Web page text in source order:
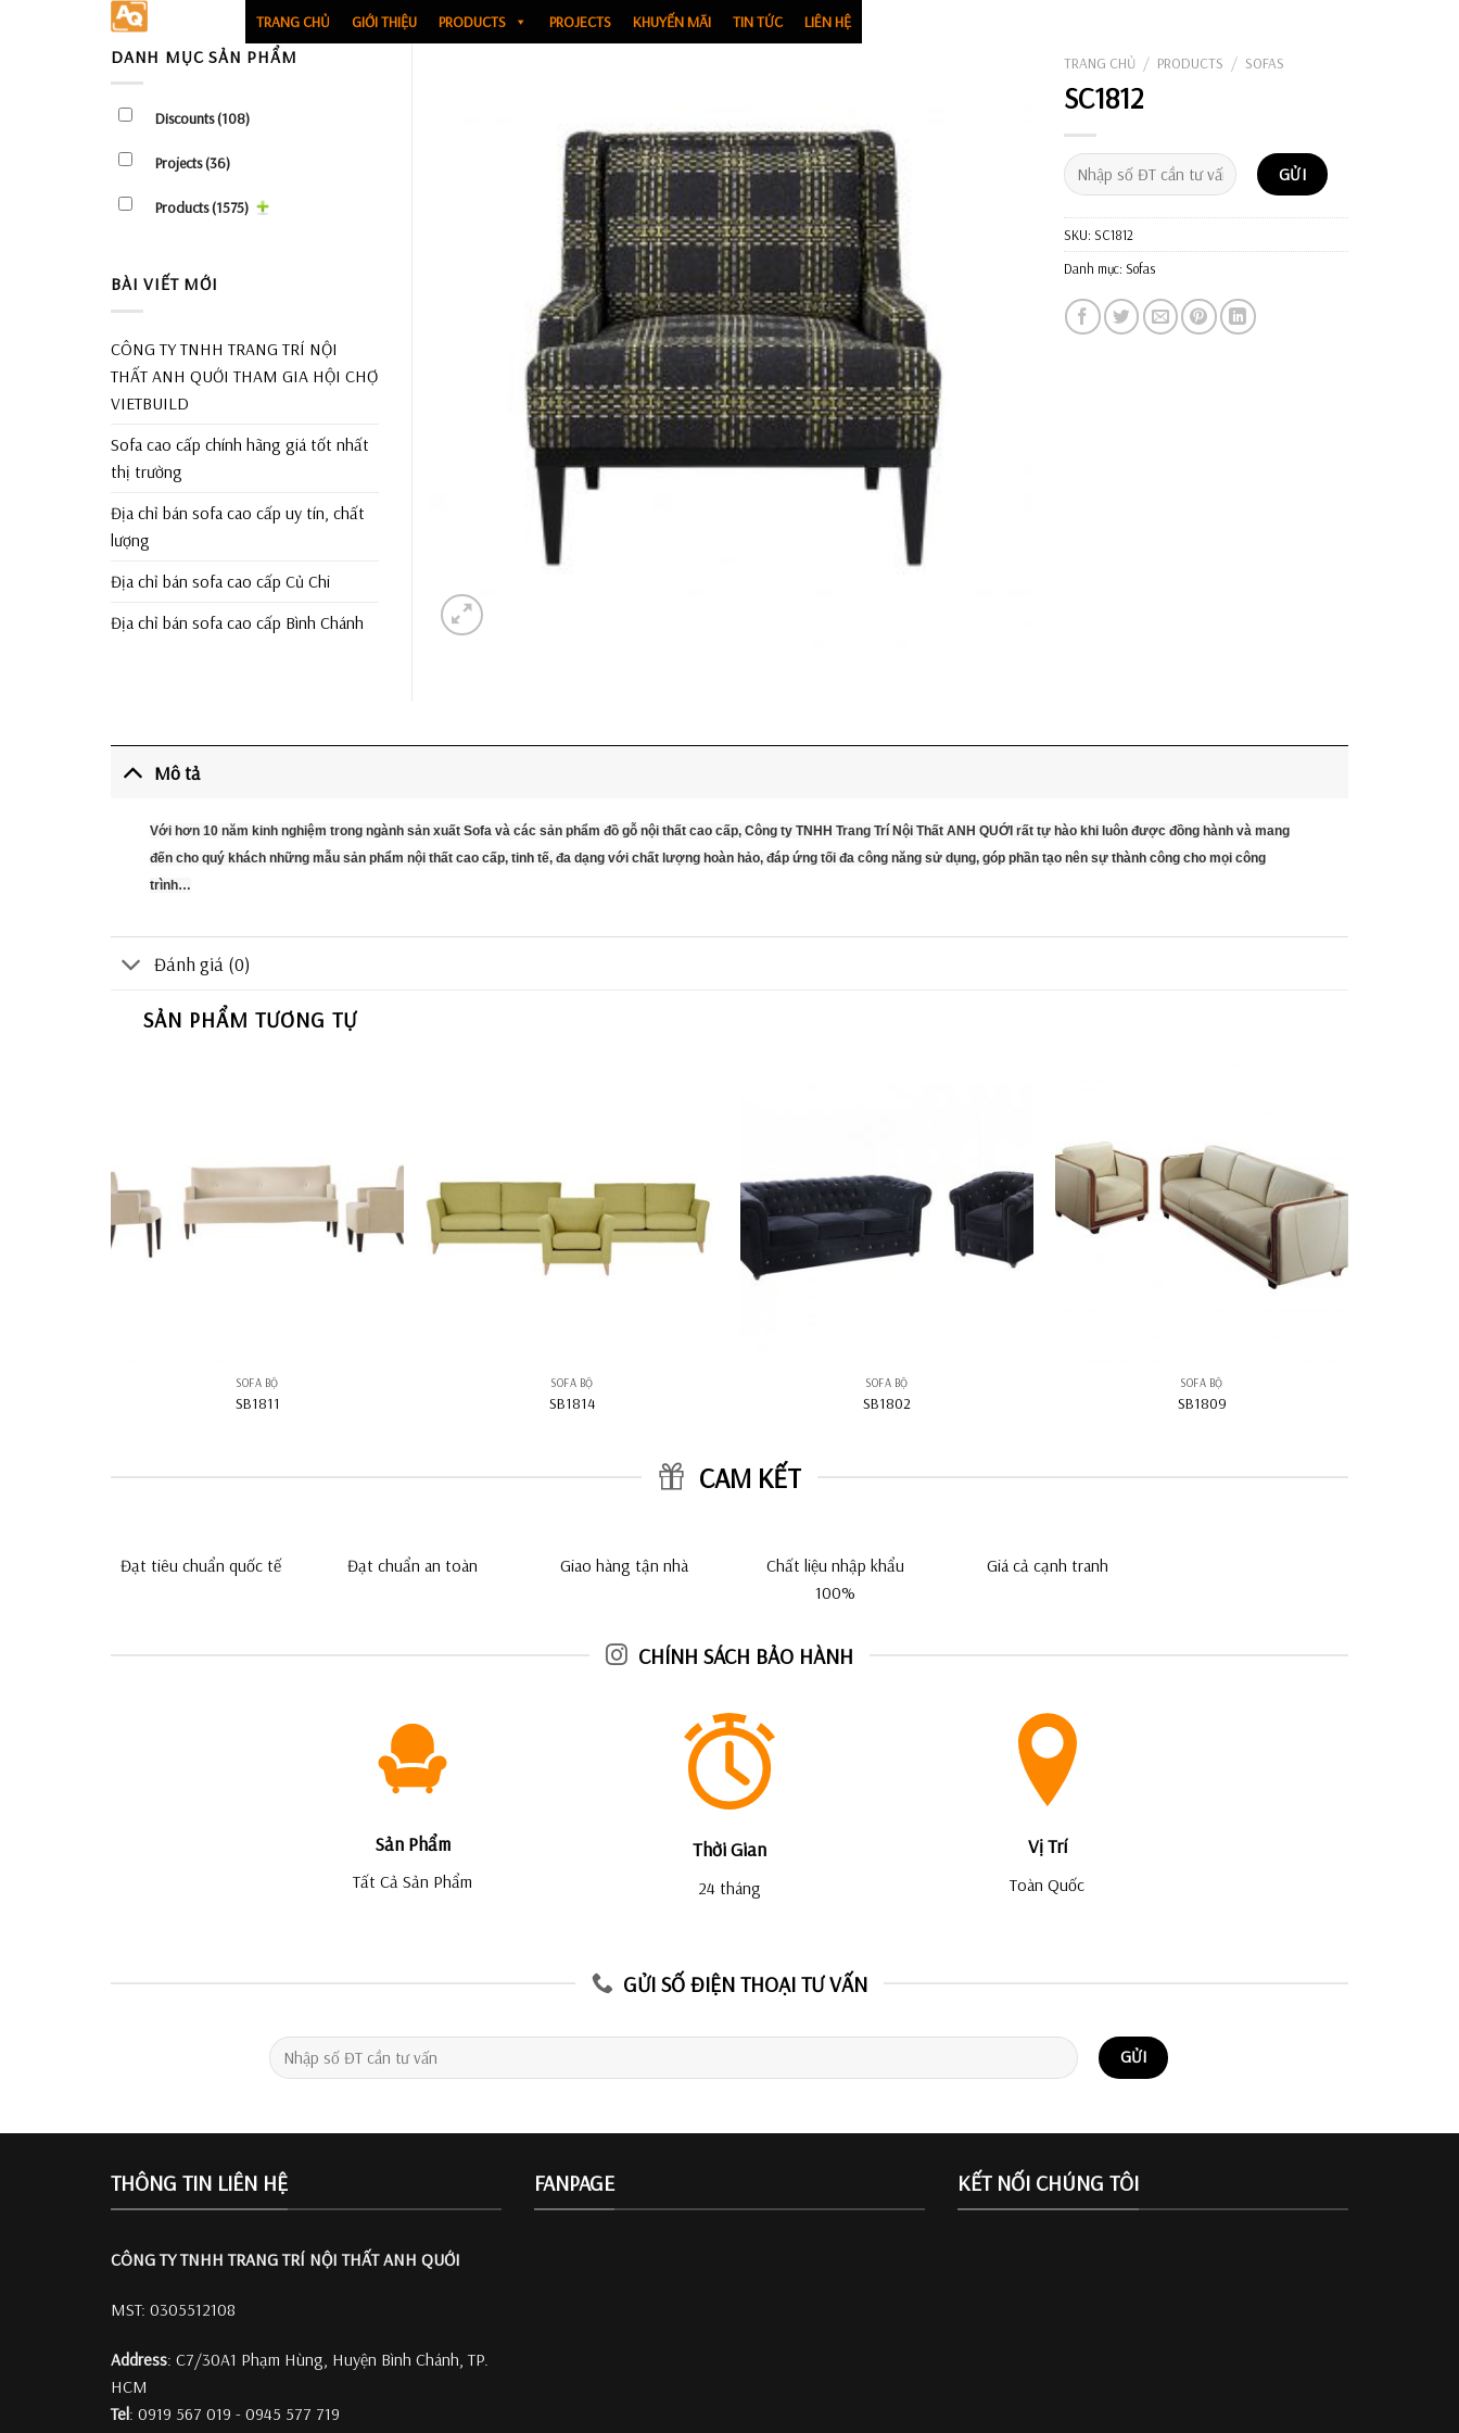
TRANG CHỦ GIỚI THIỆU PRODUCTS PROJECTS KHUYẾN MÃI TIN TỨC LIÊN HỆ
TRANG CHỦ / PRODUCTS / SOFAS
SC1812
SKU: SC1812
Danh mục: Sofas
DANH MỤC SẢN PHẨM
Discounts(108)
Projects(36)
Products(1575)
BÀI VIẾT MỚI
CÔNG TY TNHH TRANG TRÍ NỘI
THẤT ANH QUỚI THAM GIA HỘI CHỢ
VIETBUILD
Sofa cao cấp chính hãng giá tốt nhất
thị trường
Địa chỉ bán sofa cao cấp uy tín, chất
lượng
Địa chỉ bán sofa cao cấp Củ Chi
Địa chỉ bán sofa cao cấp Bình Chánh
Mô tả
Với hơn 10 năm kinh nghiệm trong ngành sản xuất Sofa và các sản phẩm đồ gỗ nội thất cao cấp, Công ty TNHH Trang Trí Nội Thất ANH QUỚI rất tự hào khi luôn được đồng hành và mang
đến cho quý khách những mẫu sản phẩm nội thất cao cấp, tinh tế, đa dạng với chất lượng hoàn hảo, đáp ứng tối đa công năng sử dụng, góp phần tạo nên sự thành công cho mọi công
trình…
Đánh giá (0)
SẢN PHẨM TƯƠNG TỰ
SOFA BỘ
SB1811
SOFA BỘ
SB1814
SOFA BỘ
SB1802
SOFA BỘ
SB1809
CAM KẾT
Đạt tiêu chuẩn quốc tế Đạt chuẩn an toàn Giao hàng tận nhà
Chất liệu nhập khẩu
100%
Giá cả cạnh tranh
CHÍNH SÁCH BẢO HÀNH
Sản Phẩm
Tất Cả Sản Phẩm
Thời Gian
24 tháng
Vị Trí
Toàn Quốc
GỬI SỐ ĐIỆN THOẠI TƯ VẤN
THÔNG TIN LIÊN HỆ
CÔNG TY TNHH TRANG TRÍ NỘI THẤT ANH QUỚI
MST: 0305512108
Address: C7/30A1 Phạm Hùng, Huyện Bình Chánh, TP.
HCM
Tel: 0919 567 019 - 0945 577 719
FANPAGE KẾT NỐI CHÚNG TÔI